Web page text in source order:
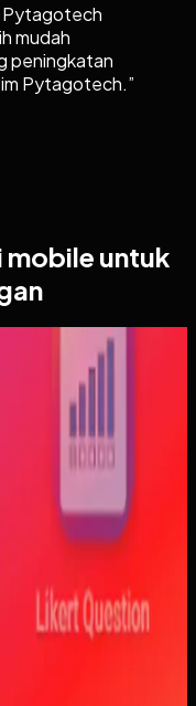
Pytagotech
mudah
peningkatan
Pytagotech.”
mobile untuk
persamaan
sebenarnya,
juga membuat
sulit